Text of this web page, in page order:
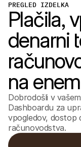
PREGLED IZDELKA
Plačila,
denarni
na
Dobrodošli v
Dashboardu za
vpogledov, dostop
računovodstva.
Partnerji
Za agencije
Spoznajte naš